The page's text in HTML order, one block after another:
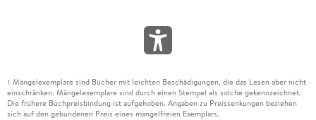
1 Mängelexemplare sind Bücher mit leichten Beschädigungen, die das Lesen aber nicht
einschränken. Mängelexemplare sind durch einen Stempel als solche gekennzeichnet.
Die frühere Buchpreisbindung ist aufgehoben. Angaben zu Preissenkungen beziehen
sich auf den gebundenen Preis eines mangelfreien Exemplars.